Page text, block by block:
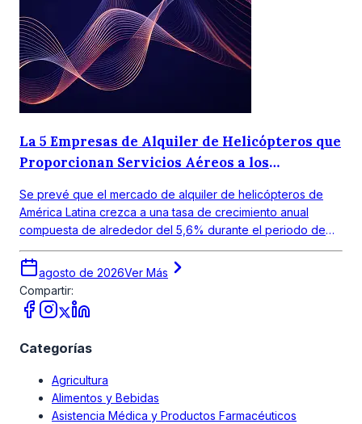
La 5 Empresas de Alquiler de Helicópteros que
Proporcionan Servicios Aéreos a los
Se prevé que el mercado de alquiler de helicópteros de
América Latina crezca a una tasa de crecimiento anual
compuesta de alrededor del 5,6% durante el periodo de
pronóstico 2026-2035.
agosto de 2026Ver Más
Compartir:
Categorías
Agricultura
Alimentos y Bebidas
Asistencia Médica y Productos Farmacéuticos